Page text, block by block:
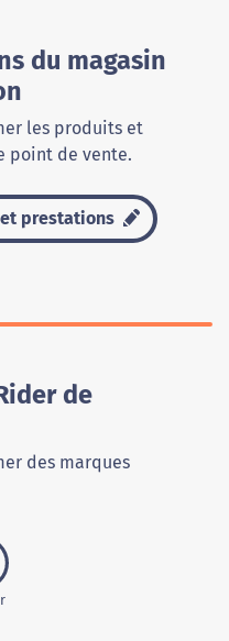
du magasin
les produits et
point de vente.
prestations
de
des marques